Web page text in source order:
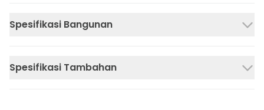
Spesifikasi Bangunan
Spesifikasi Tambahan